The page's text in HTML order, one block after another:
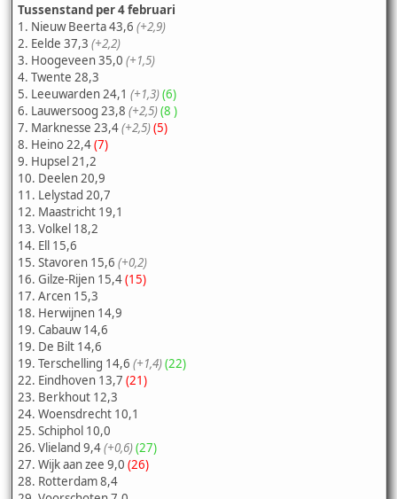
Tussenstand per 4 februari
1. Nieuw Beerta 43,6 (+2,9)
2. Eelde 37,3 (+2,2)
3. Hoogeveen 35,0 (+1,5)
4. Twente 28,3
5. Leeuwarden 24,1 (+1,3)(6)
6. Lauwersoog 23,8 (+2,5)(8 )
7. Marknesse 23,4(+2,5)(5)
8. Heino 22,4(7)
9. Hupsel 21,2
10. Deelen 20,9
11. Lelystad 20,7
12. Maastricht 19,1
13. Volkel 18,2
14. Ell 15,6
15. Stavoren 15,6 (+0,2)
16. Gilze-Rijen 15,4(15)
17. Arcen 15,3
18. Herwijnen 14,9
19. Cabauw 14,6
19. De Bilt 14,6
19. Terschelling 14,6 (+1,4)(22)
22. Eindhoven 13,7 (21)
23. Berkhout 12,3
24. Woensdrecht 10,1
25. Schiphol 10,0
26. Vlieland 9,4(+0,6)(27)
27. Wijk aan zee 9,0 (26)
28. Rotterdam 8,4